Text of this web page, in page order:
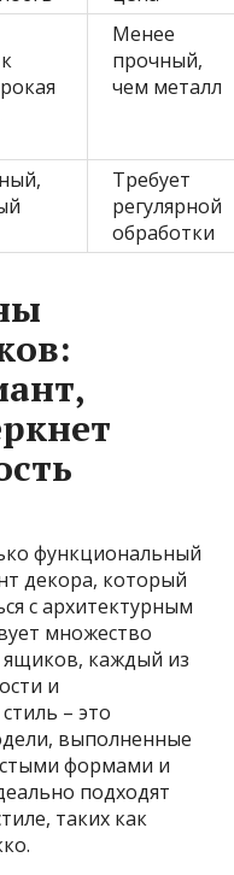
Менее
прочный,
чем металл
Требует
регулярной
обработки
функциональный
декора, который
с архитектурным
множество
ящиков, каждый из
и
– это
выполненные
формами и
подходят
таких как